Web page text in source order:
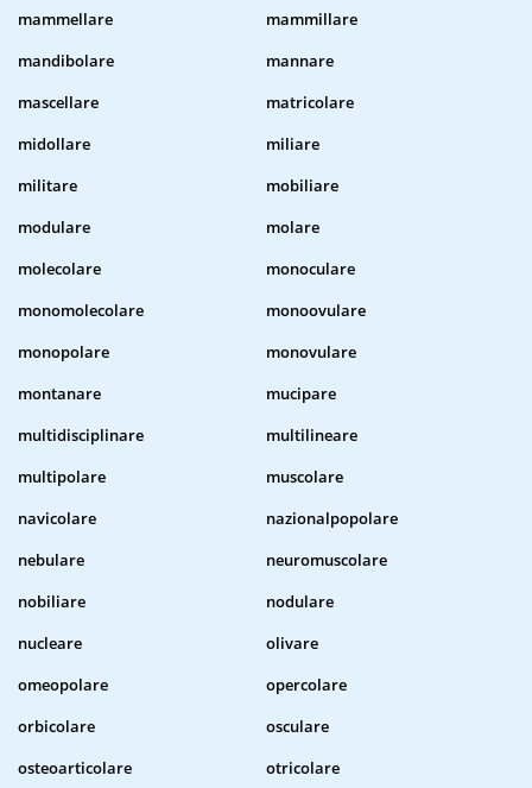
mammellare
mammillare
mandibolare
mannare
mascellare
matricolare
midollare
miliare
militare
mobiliare
modulare
molare
molecolare
monoculare
monomolecolare
monoovulare
monopolare
monovulare
montanare
mucipare
multidisciplinare
multilineare
multipolare
muscolare
navicolare
nazionalpopolare
nebulare
neuromuscolare
nobiliare
nodulare
nucleare
olivare
omeopolare
opercolare
orbicolare
osculare
osteoarticolare
otricolare